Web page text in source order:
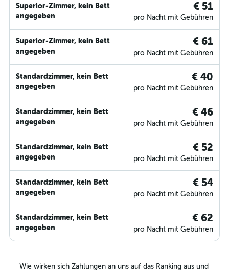
Superior-Zimmer, kein Bett
angegeben
€ 51
pro Nacht mit Gebühren
Superior-Zimmer, kein Bett
angegeben
€ 61
pro Nacht mit Gebühren
Standardzimmer, kein Bett
angegeben
€ 40
pro Nacht mit Gebühren
Standardzimmer, kein Bett
angegeben
€ 46
pro Nacht mit Gebühren
Standardzimmer, kein Bett
angegeben
€ 52
pro Nacht mit Gebühren
Standardzimmer, kein Bett
angegeben
€ 54
pro Nacht mit Gebühren
Standardzimmer, kein Bett
angegeben
€ 62
pro Nacht mit Gebühren
Wie wirken sich Zahlungen an uns auf das Ranking aus und